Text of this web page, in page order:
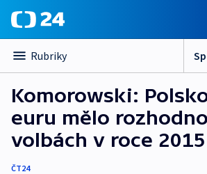
Rubriky
Komorowski:
euru mělo
volbách v roce 2015
ČT24